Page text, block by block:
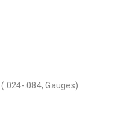
.084, Gauges)